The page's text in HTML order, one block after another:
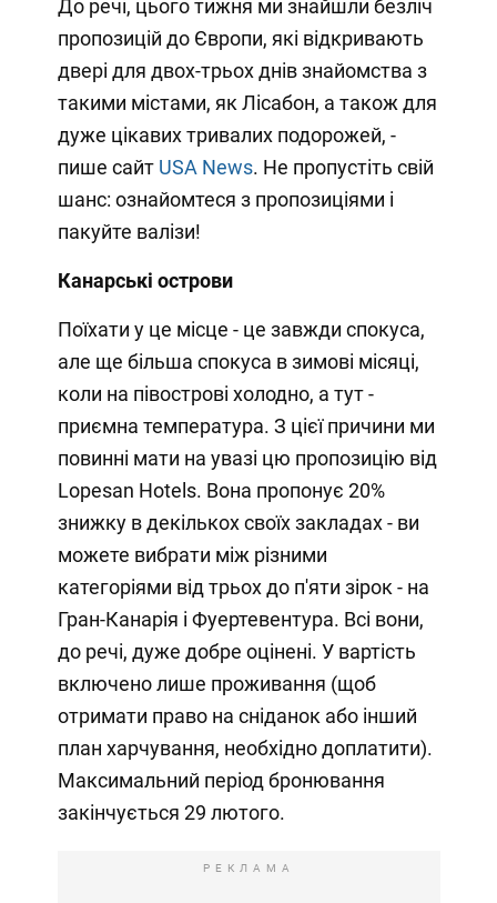
До речі, цього тижня ми знайшли безліч
пропозицій до Європи, які відкривають
двері для двох-трьох днів знайомства з
такими містами, як Лісабон, а також для
дуже цікавих тривалих подорожей, -
пише сайт USA News. Не пропустіть свій
шанс: ознайомтеся з пропозиціями і
пакуйте валізи!
Канарські острови
Поїхати у це місце - це завжди спокуса,
але ще більша спокуса в зимові місяці,
коли на півострові холодно, а тут -
приємна температура. З цієї причини ми
повинні мати на увазі цю пропозицію від
Lopesan Hotels. Вона пропонує 20%
знижку в декількох своїх закладах - ви
можете вибрати між різними
категоріями від трьох до п'яти зірок - на
Гран-Канарія і Фуертевентура. Всі вони,
до речі, дуже добре оцінені. У вартість
включено лише проживання (щоб
отримати право на сніданок або інший
план харчування, необхідно доплатити).
Максимальний період бронювання
закінчується 29 лютого.
РЕКЛАМА